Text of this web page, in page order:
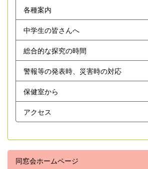
各種案内
中学生の皆さんへ
総合的な探究の時間
警報等の発表時、災害時の対応
保健室から
アクセス
同窓会ホームページ